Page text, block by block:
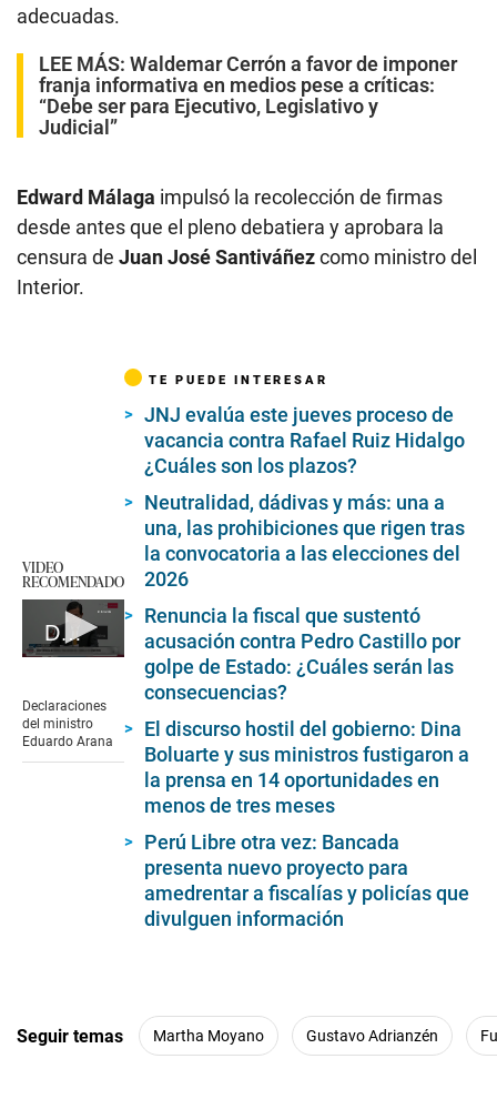
adecuadas.
LEE MÁS: Waldemar Cerrón a favor de imponer
franja informativa en medios pese a críticas:
“Debe ser para Ejecutivo, Legislativo y
Judicial”
Edward Málaga impulsó la recolección de firmas
desde antes que el pleno debatiera y aprobara la
censura de Juan José Santiváñezcomo ministro del
Interior.
VIDEO
RECOMENDADO
Declaraciones del ministro Eduardo Arana
of
3
minutes,
Declaraciones
del ministro
Eduardo Arana
TE PUEDE INTERESAR
JNJ evalúa este jueves proceso de
vacancia contra Rafael Ruiz Hidalgo
¿Cuáles son los plazos?
Neutralidad, dádivas y más: una a
una, las prohibiciones que rigen tras
la convocatoria a las elecciones del
2026
Renuncia la fiscal que sustentó
acusación contra Pedro Castillo por
golpe de Estado: ¿Cuáles serán las
consecuencias?
El discurso hostil del gobierno: Dina
Boluarte y sus ministros fustigaron a
la prensa en 14 oportunidades en
menos de tres meses
Perú Libre otra vez: Bancada
presenta nuevo proyecto para
amedrentar a fiscalías y policías que
divulguen información
Seguir temas Martha Moyano Gustavo Adrianzén